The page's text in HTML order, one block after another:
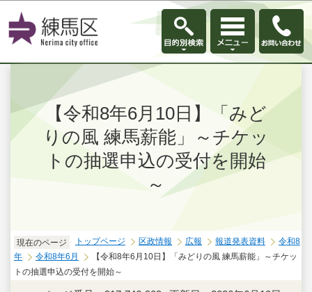
このページの本文へ移動
【令和8年6月10日】「みど
りの風 練馬薪能」～チケッ
トの抽選申込の受付を開始
～
現在のページ トップページ 区政情報 広報 報道発表資料
令和8
年
令和8年6月
【令和8年6月10日】「みどりの風 練馬薪能」～チケッ
トの抽選申込の受付を開始～